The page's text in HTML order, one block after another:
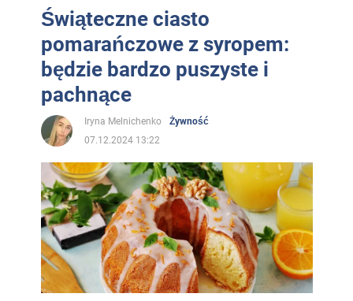
Świąteczne ciasto
pomarańczowe z syropem:
będzie bardzo puszyste i
pachnące
Iryna Melnichenko
Żywność
07.12.2024 13:22